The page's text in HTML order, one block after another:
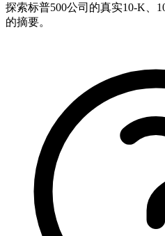
探索标普500公司的真实10-K、
的摘要。